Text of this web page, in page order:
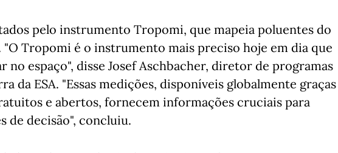
pelo instrumento Tropomi, que mapeia poluentes do
Tropomi é o instrumento mais preciso hoje em dia que
no espaço", disse Josef Aschbacher, diretor de programas
da ESA. "Essas medições, disponíveis globalmente graças
e abertos, fornecem informações cruciais para
de decisão", concluiu.